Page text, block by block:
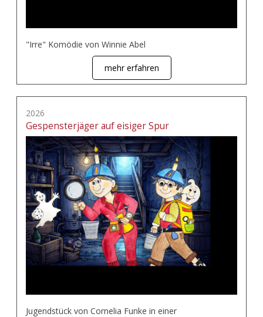
"Irre" Komödie von Winnie Abel
mehr erfahren
2026
Gespensterjäger auf eisiger Spur
Jugendstück von Cornelia Funke in einer